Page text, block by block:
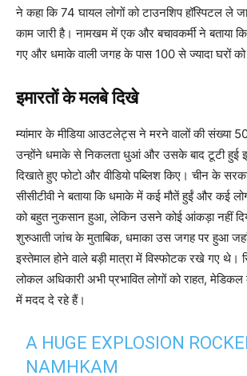
ने कहा कि 74 घायल लोगों को टाउनशिप हॉस्पिटल ले
काम जारी है। नामखम में एक और बचावकर्मी ने बताया
गए और धमाके वाली जगह के पास 100 से ज्यादा घरों
इमारतों के मलबे दिखे
म्यांमार के मीडिया आउटलेट्स ने मरने वालों की संख्या
उन्होंने धमाके से निकलता धुआं और उसके बाद टूटी हुई
दिखाते हुए फोटो और वीडियो पब्लिश किए। चीन के
सीसीटीवी ने बताया कि धमाके में कई मौतें हुईं और कई
को बहुत नुकसान हुआ, लेकिन उसने कोई आंकड़ा नहीं
शुरुआती जांच के मुताबिक, धमाका उस जगह पर हुआ
इस्तेमाल होने वाले बड़ी मात्रा में विस्फोटक रखे गए थे।
लोकल अधिकारी अभी प्रभावित लोगों को राहत,
में मदद दे रहे हैं।
A HUGE EXPLOSION
NAMHKAM